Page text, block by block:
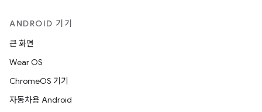
ANDROID 기기
큰 화면
Wear OS
ChromeOS 기기
자동차용 Android